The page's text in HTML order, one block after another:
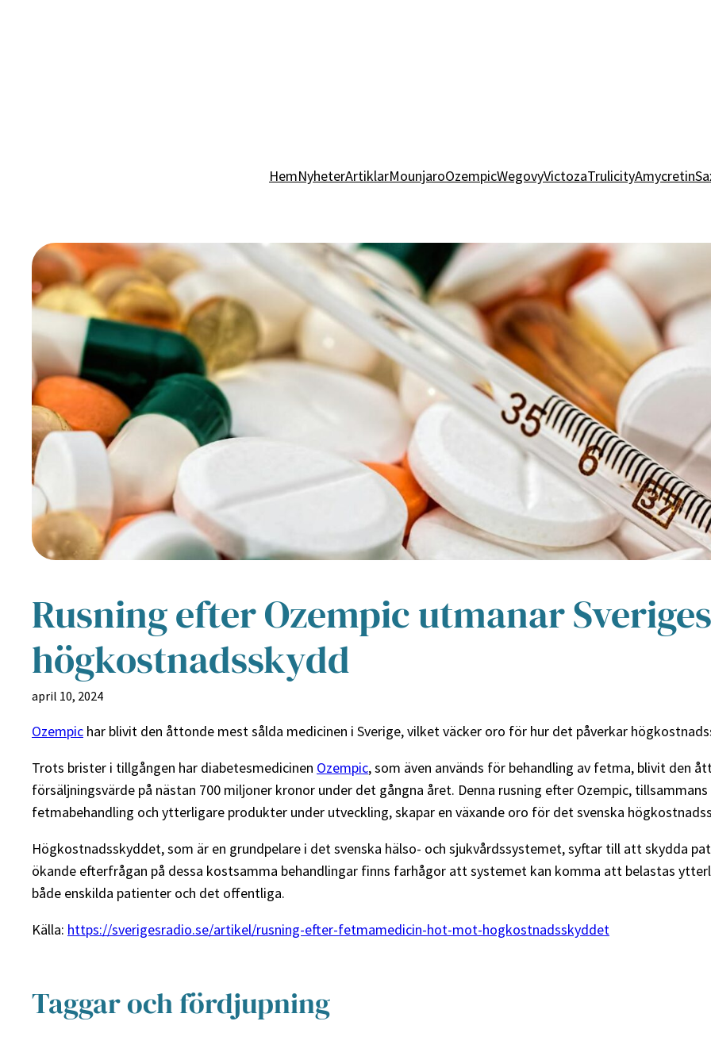
HemNyheterArtiklarMounjaroOzempicWegovyVictozaTrulicityAmycretin
Rusning efter Ozempic utmanar Sveriges
högkostnadsskydd
april 10, 2024
Ozempic har blivit den åttonde mest sålda medicinen i Sverige, vilket väcker oro för hur det påverkar
Trots brister i tillgången har diabetesmedicinen Ozempic, som även används för behandling av fetma, blivit den
försäljningsvärde på nästan 700 miljoner kronor under det gångna året. Denna rusning efter Ozempic,
fetmabehandling och ytterligare produkter under utveckling, skapar en växande oro för det svenska
Högkostnadsskyddet, som är en grundpelare i det svenska hälso- och sjukvårdssystemet, syftar till att skydda
ökande efterfrågan på dessa kostsamma behandlingar finns farhågor att systemet kan komma att belastas
både enskilda patienter och det offentliga.
Källa: https://sverigesradio.se/artikel/rusning-efter-fetmamedicin-hot-mot-hogkostnadsskyddet
Taggar och fördjupning